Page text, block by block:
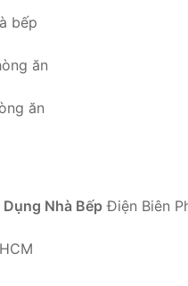
bếp
ăn
ăn
Dụng Nhà Bếp Điện Biên